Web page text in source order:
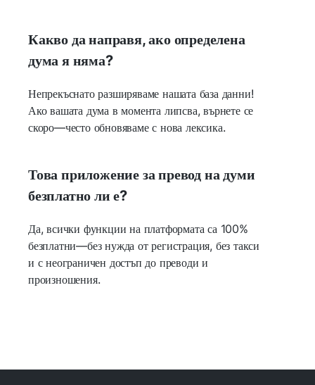
Какво да направя, ако определена
дума я няма?
Непрекъснато разширяваме нашата база данни!
Ако вашата дума в момента липсва, върнете се
скоро—често обновяваме с нова лексика.
Това приложение за превод на думи
безплатно ли е?
Да, всички функции на платформата са 100%
безплатни—без нужда от регистрация, без такси
и с неограничен достъп до преводи и
произношения.